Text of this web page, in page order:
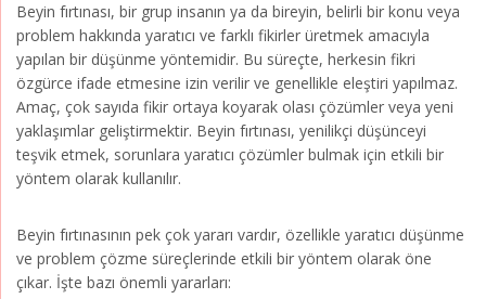
Beyin fırtınası, bir grup insanın ya da bireyin, belirli bir konu veya
problem hakkında yaratıcı ve farklı fikirler üretmek amacıyla
yapılan bir düşünme yöntemidir. Bu süreçte, herkesin fikri
özgürce ifade etmesine izin verilir ve genellikle eleştiri yapılmaz.
Amaç, çok sayıda fikir ortaya koyarak olası çözümler veya yeni
yaklaşımlar geliştirmektir. Beyin fırtınası, yenilikçi düşünceyi
teşvik etmek, sorunlara yaratıcı çözümler bulmak için etkili bir
yöntem olarak kullanılır.
Beyin fırtınasının pek çok yararı vardır, özellikle yaratıcı düşünme
ve problem çözme süreçlerinde etkili bir yöntem olarak öne
çıkar. İşte bazı önemli yararları: